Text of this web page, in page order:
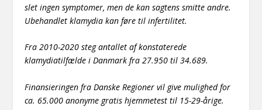
slet ingen symptomer, men de kan sagtens smitte andre.
Ubehandlet klamydia kan føre til infertilitet.
Fra 2010-2020 steg antallet af konstaterede
klamydiatilfælde i Danmark fra 27.950 til 34.689.
Finansieringen fra Danske Regioner vil give mulighed for
ca. 65.000 anonyme gratis hjemmetest til 15-29-årige.